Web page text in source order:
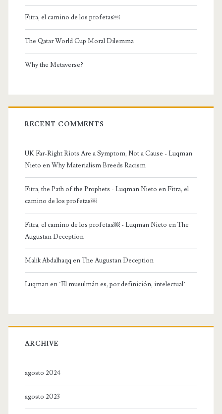
Fitra, el camino de los profetas￼
The Qatar World Cup Moral Dilemma
Why the Metaverse?
RECENT COMMENTS
UK Far-Right Riots Are a Symptom, Not a Cause - Luqman
Nieto enWhy Materialism Breeds Racism
Fitra, the Path of the Prophets - Luqman Nieto enFitra, el
camino de los profetas￼
Fitra, el camino de los profetas￼ - Luqman Nieto enThe
Augustan Deception
Malik Abdalhaqq enThe Augustan Deception
Luqmanen ‘El musulmán es, por definición, intelectual’
ARCHIVE
agosto 2024
agosto 2023